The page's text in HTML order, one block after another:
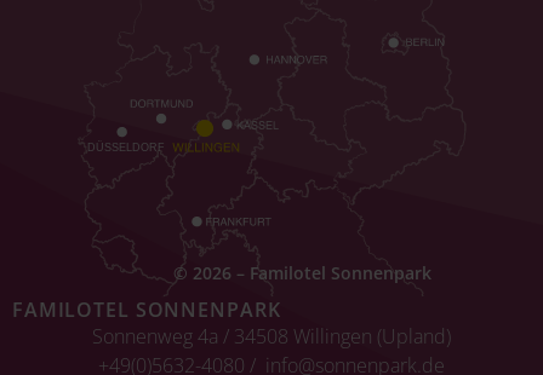
© 2026 – Familotel Sonnenpark
FAMILOTEL SONNENPARK
Sonnenweg 4a / 34508 Willingen (Upland)
+49(0)5632-4080 / info@sonnenpark.de